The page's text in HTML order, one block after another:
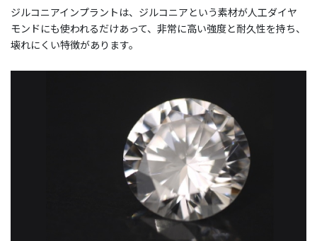
ジルコニアインプラントは、ジルコニアという素材が人工ダイヤ
モンドにも使われるだけあって、非常に高い強度と耐久性を持ち、
壊れにくい特徴があります。